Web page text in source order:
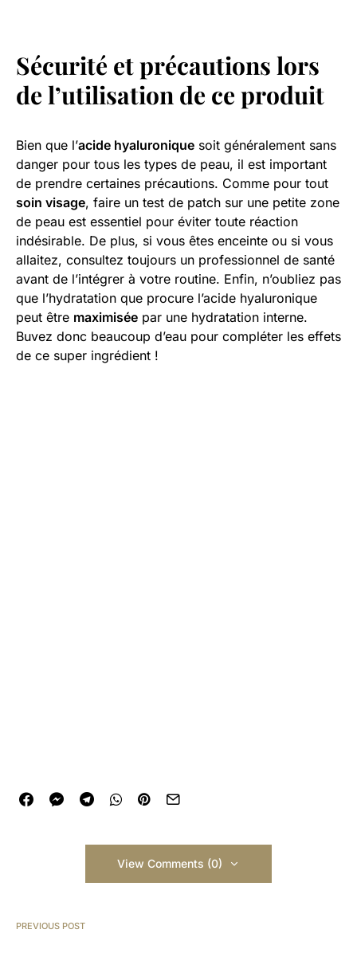
Sécurité et précautions lors
de l’utilisation de ce produit
Bien que l’acide hyaluronique soit généralement sans
danger pour tous les types de peau, il est important
de prendre certaines précautions. Comme pour tout
soin visage, faire un test de patch sur une petite zone
de peau est essentiel pour éviter toute réaction
indésirable. De plus, si vous êtes enceinte ou si vous
allaitez, consultez toujours un professionnel de santé
avant de l’intégrer à votre routine. Enfin, n’oubliez pas
que l’hydratation que procure l’acide hyaluronique
peut être maximisée par une hydratation interne.
Buvez donc beaucoup d’eau pour compléter les effets
de ce super ingrédient !
View Comments (0)
PREVIOUS POST